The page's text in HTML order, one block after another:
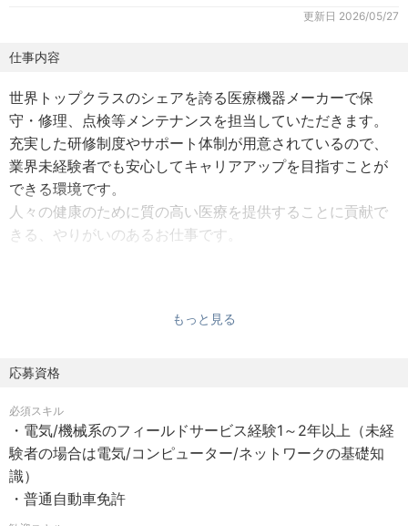
更新日 2026/05/27
仕事内容
世界トップクラスのシェアを誇る医療機器メーカーで保
守・修理、点検等メンテナンスを担当していただきます。
充実した研修制度やサポート体制が用意されているので、
業界未経験者でも安心してキャリアアップを目指すことが
できる環境です。
人々の健康のために質の高い医療を提供することに貢献で
きる、やりがいのあるお仕事です。
超音波診断装置・麻酔器など）の新規設置、導入業務
復業務とそれに伴う請求等の業務
持向上を行う
• 顧客からのクレームを受け部内外関係者へ適切にエスカ
レーションを行い問題解決を図る
• 業務を通じて発見された改善機会等について、積極的に
部内関係者と協議し改善を図る
もっと見る
応募資格
必須スキル
・電気/機械系のフィールドサービス経験1～2年以上（未経
験者の場合は電気/コンピューター/ネットワークの基礎知
識）
・普通自動車免許